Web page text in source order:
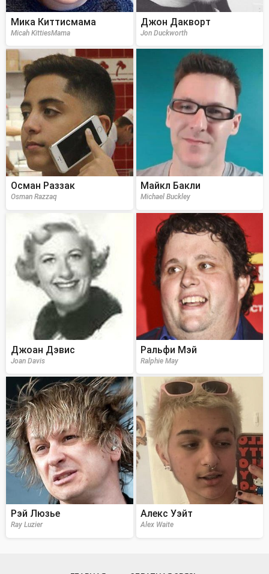
Мика Киттисмама
Micah KittiesMama
Джон Дакворт
Jon Duckworth
Осман Раззак
Osman Razzaq
Майкл Бакли
Michael Buckley
Джоан Дэвис
Joan Davis
Ральфи Мэй
Ralphie May
Рэй Люзье
Ray Luzier
Алекс Уэйт
Alex Waite